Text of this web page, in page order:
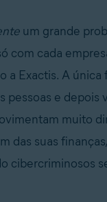
um grande
com cada
a Exactis. A
pessoas e
muito
das suas
cibercriminosos